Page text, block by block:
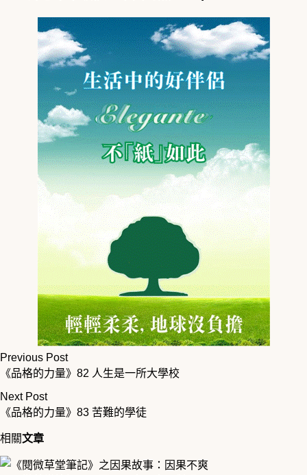
Previous Post
《品格的力量》82 人生是一所大學校
Next Post
《品格的力量》83 苦難的學徒
相關文章